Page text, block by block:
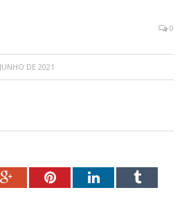
0
DE 2021
Google+PinterestLinkedInTumblr